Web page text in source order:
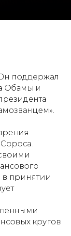
поддержал
Обамы и
в принятии
кругов